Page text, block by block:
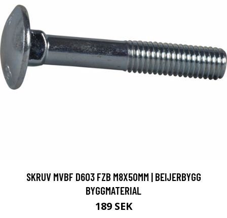
SKRUV MVBF D603 FZB M8X50MM | BEIJERBYGG
BYGGMATERIAL
189 SEK